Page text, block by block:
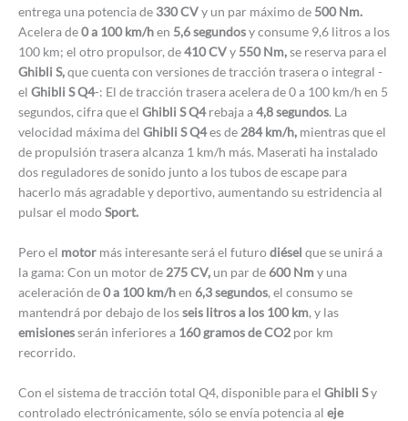
entrega una potencia de 330 CVy un par máximo de 500 Nm.
Acelera de0 a 100 km/hen 5,6 segundosy consume 9,6 litros a los
100 km; el otro propulsor, de410 CVy 550 Nm,se reserva para el
Ghibli S,que cuenta con versiones de tracción trasera o integral -
el Ghibli S Q4-: El de tracción trasera acelera de 0 a 100 km/h en 5
segundos, cifra que el Ghibli S Q4rebaja a4,8 segundos. La
velocidad máxima del Ghibli S Q4es de 284 km/h, mientras que el
de propulsión trasera alcanza 1 km/h más. Maserati ha instalado
dos reguladores de sonido junto a los tubos de escape para
hacerlo más agradable y deportivo, aumentando su estridencia al
pulsar el modoSport.
Pero el motor más interesante será el futurodiésel que se unirá a
la gama: Con un motor de 275 CV, un par de600 Nmy una
aceleración de0 a 100 km/hen 6,3 segundos, el consumo se
mantendrá por debajo de losseis litros a los 100 km, y las
emisionesserán inferiores a 160 gramos de CO2 por km
recorrido.
Con el sistema de tracción total Q4, disponible para el Ghibli Sy
controlado electrónicamente, sólo se envía potencia al eje